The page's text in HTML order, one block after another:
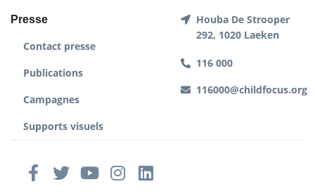
Presse
Contact presse
Publications
Campagnes
Supports visuels
Houba De Strooper
292, 1020 Laeken
116 000
116000@childfocus.org